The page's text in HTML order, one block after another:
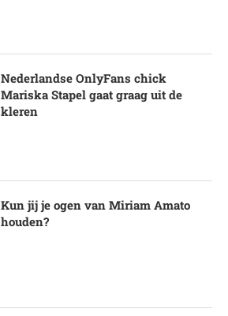
Nederlandse OnlyFans chick
Mariska Stapel gaat graag uit de
kleren
Kun jij je ogen van Miriam Amato
houden?